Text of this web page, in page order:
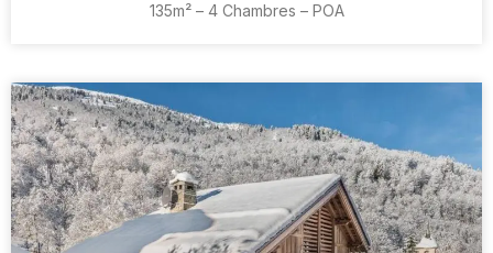
135m² – 4 Chambres – POA